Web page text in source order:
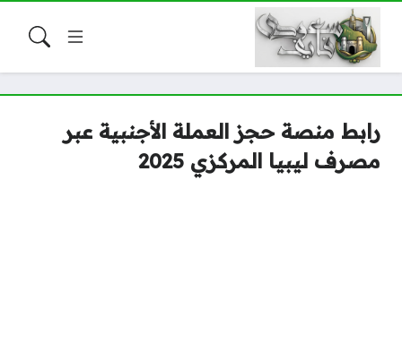
رابط منصة حجز العملة الأجنبية عبر
مصرف ليبيا المركزي 2025